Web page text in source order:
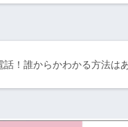
話！誰からかわかる方法は